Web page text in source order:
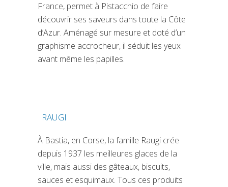
France, permet à Pistacchio de faire
découvrir ses saveurs dans toute la Côte
d’Azur. Aménagé sur mesure et doté d’un
graphisme accrocheur, il séduit les yeux
avant même les papilles.
RAUGI(SI APRE IN UNA NUOVA SCHEDA)
À Bastia, en Corse, la famille Raugi crée
depuis 1937 les meilleures glaces de la
ville, mais aussi des gâteaux, biscuits,
sauces et esquimaux. Tous ces produits